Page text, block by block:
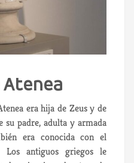
era hija de Zeus y de
su padre, adulta y armada
era conocida con el
Los antiguos griegos le